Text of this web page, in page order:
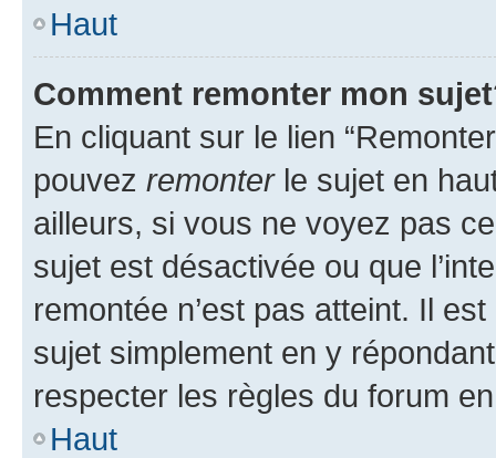
Haut
Comment remonter mon
En cliquant sur le lien
pouvez remonterle sujet en
ailleurs, si vous ne voyez pas
sujet est désactivée ou que
remontée n’est pas atteint. Il
sujet simplement en y
respecter les règles du forum
Haut